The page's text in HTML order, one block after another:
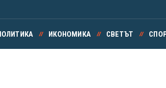
ИКОНОМИКА СВЕТЪТ